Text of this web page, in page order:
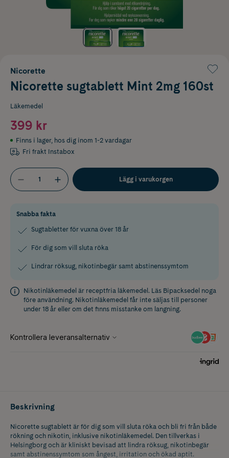
Nicorette
Nicorette sugtablett Mint 2mg 160st
Läkemedel
399 kr
Finns i lager, hos dig inom 1-2 vardagar
Fri frakt Instabox
Lägg i varukorgen
Snabba fakta
Sugtabletter för vuxna över 18 år
För dig som vill sluta röka
Lindrar röksug, nikotinbegär samt abstinenssymtom
Nikotinläkemedel är receptfria läkemedel. Läs Bipacksedel noga
före användning. Nikotinläkemedel får inte säljas till personer
under 18 år eller om det finns misstanke om langning.
Beskrivning
Nicorette sugtablett är för dig som vill sluta röka och bli fri från både
rökning och nikotin, inklusive nikotinläkemedel. Den tillverkas i
Helsingborg och är kliniskt bevisad att lindra röksug, nikotinbegär
samt abstinenssymtom som ångest, irritation och ökad aptit.